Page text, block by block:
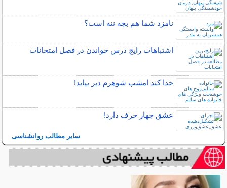
نامزد شما هم بچه ننه است؟
اشتباهات رایج درس خواندن در فصل امتحانات
خدا کند امشب شوهرم دیر بیاید!
عشق چهار حرف دارد!
سایر مطالب روانشناسی